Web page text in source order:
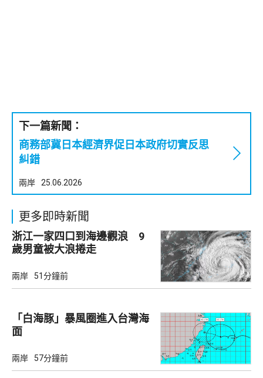
下一篇新聞：
商務部冀日本經濟界促日本政府切實反思
糾錯
兩岸 25.06.2026
更多即時新聞
浙江一家四口到海邊觀浪 9
歲男童被大浪捲走
兩岸 51分鐘前
「白海豚」暴風圈進入台灣海
面
兩岸 57分鐘前